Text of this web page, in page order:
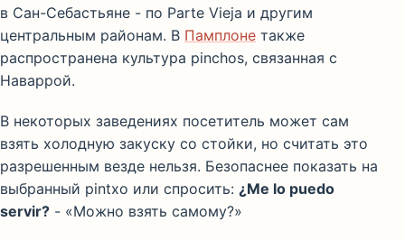
в Сан-Себастьяне - по Parte Vieja и другим
центральным районам. В Памплоне также
распространена культура pinchos, связанная с
Наваррой.
В некоторых заведениях посетитель может сам
взять холодную закуску со стойки, но считать это
разрешенным везде нельзя. Безопаснее показать на
выбранный pintxo или спросить: ¿Me lo puedo
servir? - «Можно взять самому?»